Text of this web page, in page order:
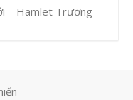
– Hamlet Trương